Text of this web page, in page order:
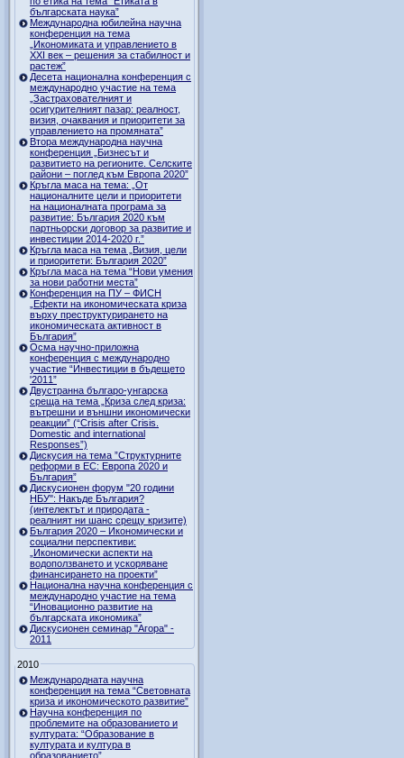
българската наука”
Международна юбилейна научна
конференция на тема
„Икономиката и управлението в
ХХI век – решения за стабилност и
растеж”
Десета национална конференция с
международно участие на тема
„Застрахователният и
осигурителният пазар: реалност,
визия, очаквания и приоритети за
управлението на промяната”
Втора международна научна
конференция „Бизнесът и
развитието на регионите. Селските
райони – поглед към Европа 2020”
Кръгла маса на тема: „От
националните цели и приоритети
на националната програма за
развитие: България 2020 към
партньорски договор за развитие и
инвестиции 2014-2020 г.”
Кръгла маса на тема „Визия, цели
и приоритети: България 2020”
Кръгла маса на тема “Нови умения
за нови работни места”
Конференция на ПУ – ФИСН
„Ефекти на икономическата криза
върху преструктурирането на
икономическата активност в
България”
Осма научно-приложна
конференция с международно
участие “Инвестиции в бъдещето
'2011”
Двустранна българо-унгарска
среща на тема „Криза след криза:
вътрешни и външни икономически
реакции” (“Crisis after Crisis.
Domestic and international
Responses”)
Дискусия на тема ”Структурните
реформи в ЕС: Европа 2020 и
България”
Дискусионен форум "20 години
НБУ": Накъде България?
(интелектът и природата -
реалният ни шанс срещу кризите)
България 2020 – Икономически и
социални перспективи:
„Икономически аспекти на
водоползването и ускоряване
финансирането на проекти”
Национална научна конференция с
международно участие на тема
“Иновационно развитие на
българската икономика”
Дискусионен семинар "Агора" -
2011
2010
Международната научна
конференция на тема “Световната
криза и икономическото развитие”
Научна конференция по
проблемите на образованието и
културата: “Образование в
културата и култура в
образованието”